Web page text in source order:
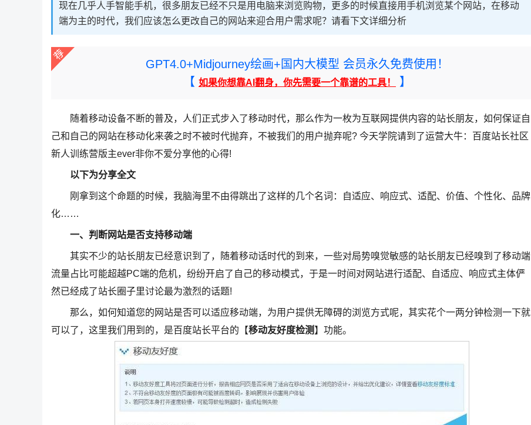
现在几乎人手智能手机，很多朋友已经不只是用电脑来浏览购物，更多的时候直接用手机浏览某个网站，在移动
端为主的时代，我们应该怎么更改自己的网站来迎合用户需求呢？请看下文详细分析
GPT4.0+Midjourney绘画+国内大模型 会员永久免费使用！
【 如果你想靠AI翻身，你先需要一个靠谱的工具！ 】
随着移动设备不断的普及，人们正式步入了移动时代，那么作为一枚为互联网提供内容的站长朋友，如何保证自
己和自己的网站在移动化来袭之时不被时代抛弃，不被我们的用户抛弃呢? 今天学院请到了运营大牛：百度站长社区
新人训练营版主ever非你不爱分享他的心得!
以下为分享全文
刚拿到这个命题的时候，我脑海里不由得跳出了这样的几个名词：自适应、响应式、适配、价值、个性化、品牌
化……
一、判断网站是否支持移动端
其实不少的站长朋友已经意识到了，随着移动话时代的到来，一些对局势嗅觉敏感的站长朋友已经嗅到了移动端
流量占比可能超越PC端的危机，纷纷开启了自己的移动模式，于是一时间对网站进行适配、自适应、响应式主体俨
然已经成了站长圈子里讨论最为激烈的话题!
那么，如何知道您的网站是否可以适应移动端，为用户提供无障碍的浏览方式呢，其实花个一两分钟检测一下就
可以了，这里我们用到的，是百度站长平台的【移动友好度检测】功能。